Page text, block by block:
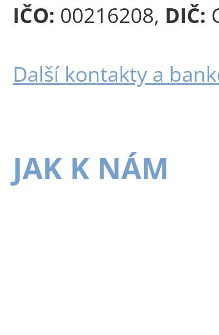
IČO: 00216208, DIČ:
Další kontakty a
JAK K NÁM